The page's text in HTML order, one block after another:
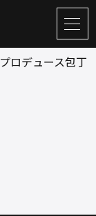
サ
イ
ト
メ
ロデュース包丁